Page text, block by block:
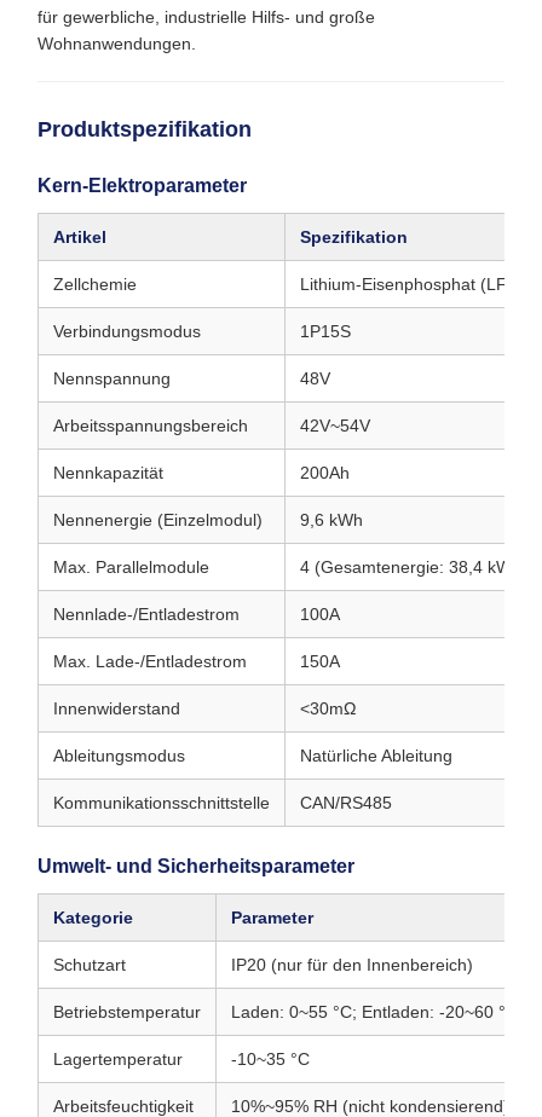
für gewerbliche, industrielle Hilfs- und große
Wohnanwendungen.
Produktspezifikation
Kern-Elektroparameter
Artikel Spezifikation
Zellchemie Lithium-Eisenphosphat (LFP)
Verbindungsmodus 1P15S
Nennspannung 48V
Arbeitsspannungsbereich 42V~54V
Nennkapazität 200Ah
Nennenergie (Einzelmodul) 9,6 kWh
Max. Parallelmodule 4 (Gesamtenergie: 38,4 kWh)
Nennlade-/Entladestrom 100A
Max. Lade-/Entladestrom 150A
Innenwiderstand <30mΩ
Ableitungsmodus Natürliche Ableitung
Kommunikationsschnittstelle CAN/RS485
Umwelt- und Sicherheitsparameter
Kategorie Parameter
Schutzart IP20 (nur für den Innenbereich)
Betriebstemperatur Laden: 0~55 °C; Entladen: -20~60 °C
Lagertemperatur -10~35 °C
Arbeitsfeuchtigkeit 10%~95% RH (nicht kondensierend)